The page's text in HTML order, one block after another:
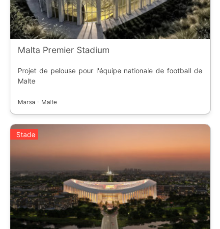
Malta Premier Stadium
Projet de pelouse pour l'équipe nationale de football de
Malte
Marsa - Malte
Stade